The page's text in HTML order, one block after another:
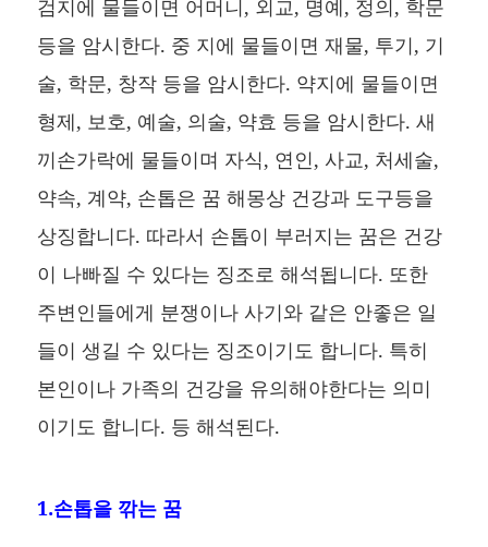
검지에 물들이면 어머니, 외교, 명예, 정의, 학문
등을 암시한다. 중 지에 물들이면 재물, 투기, 기
술, 학문, 창작 등을 암시한다. 약지에 물들이면
형제, 보호, 예술, 의술, 약효 등을 암시한다. 새
끼손가락에 물들이며 자식, 연인, 사교, 처세술,
약속, 계약, 손톱은 꿈 해몽상 건강과 도구등을
상징합니다. 따라서 손톱이 부러지는 꿈은 건강
이 나빠질 수 있다는 징조로 해석됩니다. 또한
주변인들에게 분쟁이나 사기와 같은 안좋은 일
들이 생길 수 있다는 징조이기도 합니다. 특히
본인이나 가족의 건강을 유의해야한다는 의미
이기도 합니다. 등 해석된다.
1.손톱을 깎는 꿈